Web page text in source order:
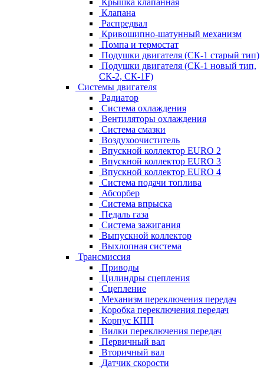
Крышка клапанная
Клапана
Распредвал
Кривошипно-шатунный механизм
Помпа и термостат
Подушки двигателя (СК-1 старый тип)
Подушки двигателя (СК-1 новый тип,
СК-2, СК-1F)
Системы двигателя
Радиатор
Система охлаждения
Вентиляторы охлаждения
Система смазки
Воздухоочиститель
Впускной коллектор EURO 2
Впускной коллектор EURO 3
Впускной коллектор EURO 4
Система подачи топлива
Абсорбер
Система впрыска
Педаль газа
Система зажигания
Выпускной коллектор
Выхлопная система
Трансмиссия
Приводы
Цилиндры сцепления
Сцепление
Механизм переключения передач
Коробка переключения передач
Корпус КПП
Вилки переключения передач
Первичный вал
Вторичный вал
Датчик скорости